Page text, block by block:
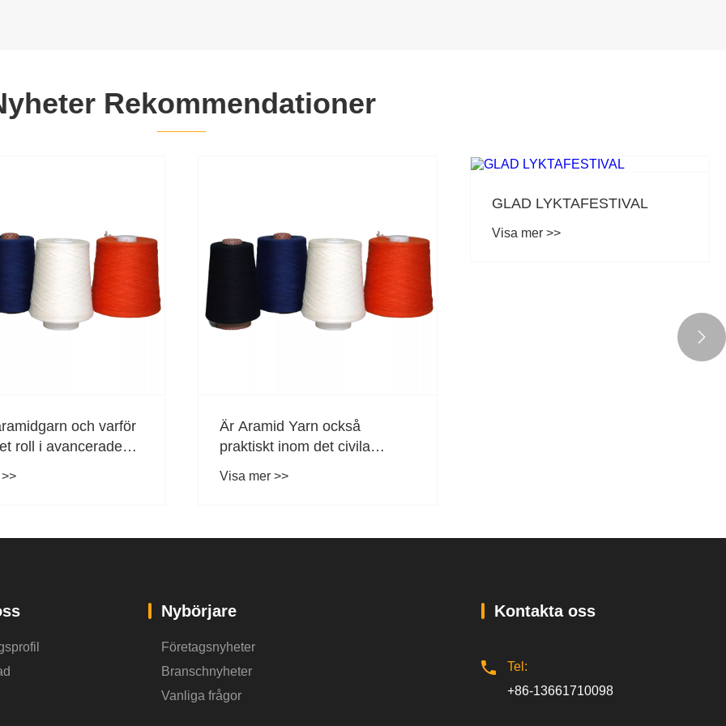
Rekommendationer
och varför
roll i avancerade
Är Aramid Yarn också
praktiskt inom det civila
Visa mer >>
GLAD LYKTAFESTIVAL
Visa mer >>

Nybörjare
Företagsnyheter
Branschnyheter
Vanliga frågor
Kontakta oss
Tel:
+86-13661710098